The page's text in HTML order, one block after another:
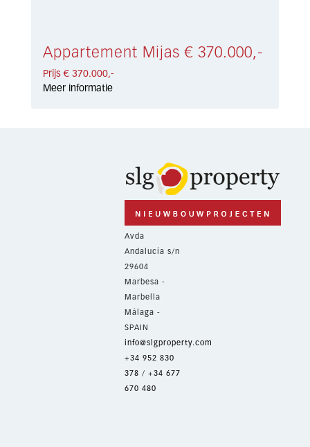
Appartement Mijas € 370.000,-
Prijs € 370.000,-
Meer informatie
Avda
Andalucía s/n
29604
Marbesa -
Marbella
Málaga -
SPAIN
info@slgproperty.com
+34 952 830
378 / +34 677
670 480